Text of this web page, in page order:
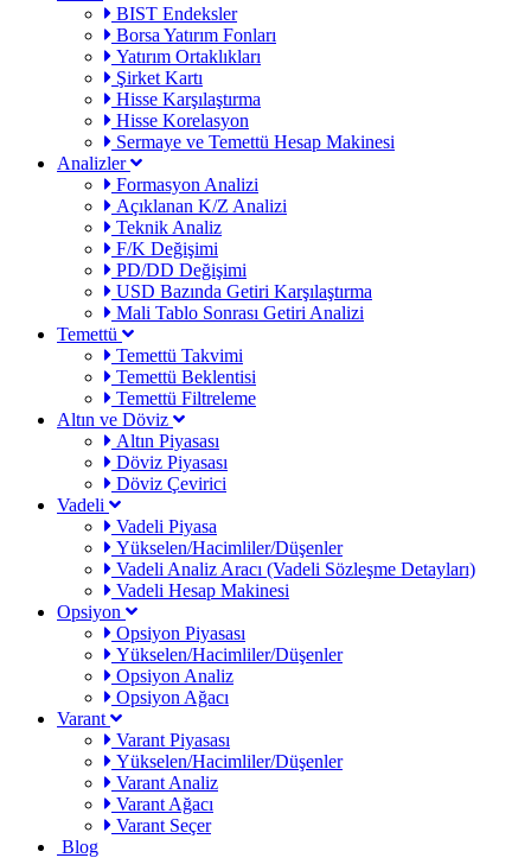
BIST Endeksler
Borsa Yatırım Fonları
Yatırım Ortaklıkları
Şirket Kartı
Hisse Karşılaştırma
Hisse Korelasyon
Sermaye ve Temettü Hesap Makinesi
Analizler
Formasyon Analizi
Açıklanan K/Z Analizi
Teknik Analiz
F/K Değişimi
PD/DD Değişimi
USD Bazında Getiri Karşılaştırma
Mali Tablo Sonrası Getiri Analizi
Temettü
Temettü Takvimi
Temettü Beklentisi
Temettü Filtreleme
Altın ve Döviz
Altın Piyasası
Döviz Piyasası
Döviz Çevirici
Vadeli
Vadeli Piyasa
Yükselen/Hacimliler/Düşenler
Vadeli Analiz Aracı (Vadeli Sözleşme Detayları)
Vadeli Hesap Makinesi
Opsiyon
Opsiyon Piyasası
Yükselen/Hacimliler/Düşenler
Opsiyon Analiz
Opsiyon Ağacı
Varant
Varant Piyasası
Yükselen/Hacimliler/Düşenler
Varant Analiz
Varant Ağacı
Varant Seçer
Blog